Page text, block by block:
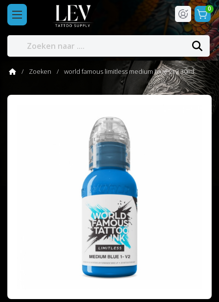
0
Zoeken world famous limitless medium blue 2v2 30ml